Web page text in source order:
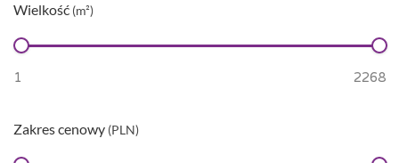
Wielkość (m²)
Zakres cenowy (PLN)